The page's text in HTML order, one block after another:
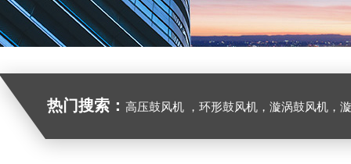
热门搜索： 高压鼓风机 ，环形鼓风机，漩涡鼓风机，漩涡气泵，透浦式中压鼓风机，防爆风机，工业吸尘器，